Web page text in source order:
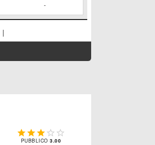
-
|
    
PUBBLICO3.00